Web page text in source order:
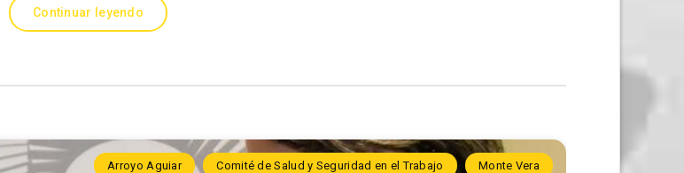
Continuar leyendo
Arroyo Aguiar Comité de Salud y Seguridad en el Trabajo Monte Vera